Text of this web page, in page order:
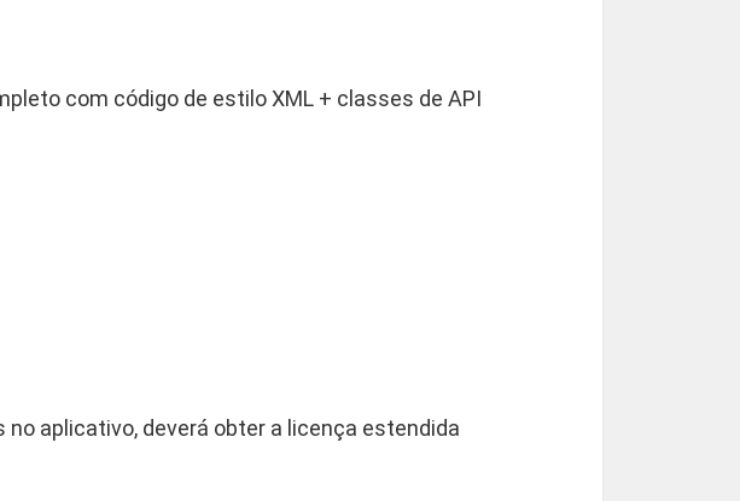
com código de estilo XML + classes de API
aplicativo, deverá obter a licença estendida